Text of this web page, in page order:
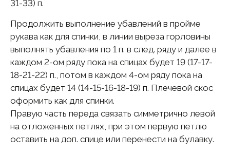
31-33) п.
Продолжить выполнение убавлений в пройме
рукава как для спинки, в линии выреза горловины
выполнять убавления по 1 п. в след. ряду и далее в
каждом 2-ом ряду пока на спицах будет 19 (17-17-
18-21-22) п., потом в каждом 4-ом ряду пока на
спицах будет 14 (14-15-16-18-19) п. Плечевой скос
оформить как для спинки.
Правую часть переда связать симметрично левой
на отложенных петлях, при этом первую петлю
оставить на доп. спице или перенести на булавку.